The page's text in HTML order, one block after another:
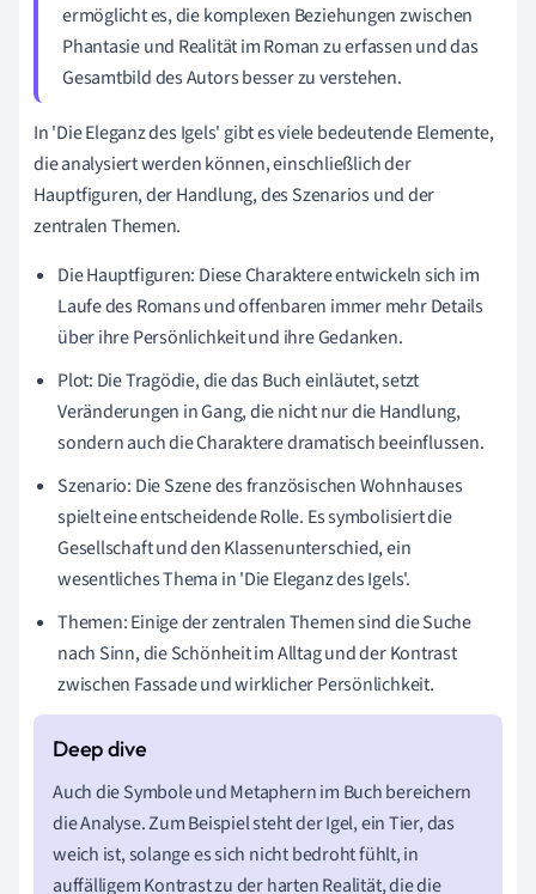
ermöglicht es, die komplexen Beziehungen zwischen
Phantasie und Realität im Roman zu erfassen und das
Gesamtbild des Autors besser zu verstehen.
In 'Die Eleganz des Igels' gibt es viele bedeutende Elemente,
die analysiert werden können, einschließlich der
Hauptfiguren, der Handlung, des Szenarios und der
zentralen Themen.
Die Hauptfiguren: Diese Charaktere entwickeln sich im
Laufe des Romans und offenbaren immer mehr Details
über ihre Persönlichkeit und ihre Gedanken.
Plot: Die Tragödie, die das Buch einläutet, setzt
Veränderungen in Gang, die nicht nur die Handlung,
sondern auch die Charaktere dramatisch beeinflussen.
Szenario: Die Szene des französischen Wohnhauses
spielt eine entscheidende Rolle. Es symbolisiert die
Gesellschaft und den Klassenunterschied, ein
wesentliches Thema in 'Die Eleganz des Igels'.
Themen: Einige der zentralen Themen sind die Suche
nach Sinn, die Schönheit im Alltag und der Kontrast
zwischen Fassade und wirklicher Persönlichkeit.
Auch die Symbole und Metaphern im Buch bereichern
die Analyse. Zum Beispiel steht der Igel, ein Tier, das
weich ist, solange es sich nicht bedroht fühlt, in
auffälligem Kontrast zu der harten Realität, die die